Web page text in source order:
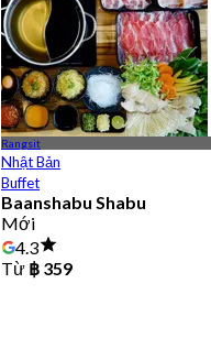
Rangsit
Nhật Bản
Buffet
Baanshabu Shabu
Mới
4.3
Từ ฿ 359